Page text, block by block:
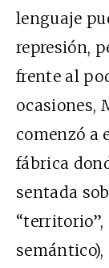
lenguaje
represión,
frente al
ocasiones,
comenzó a
fábrica
sentada